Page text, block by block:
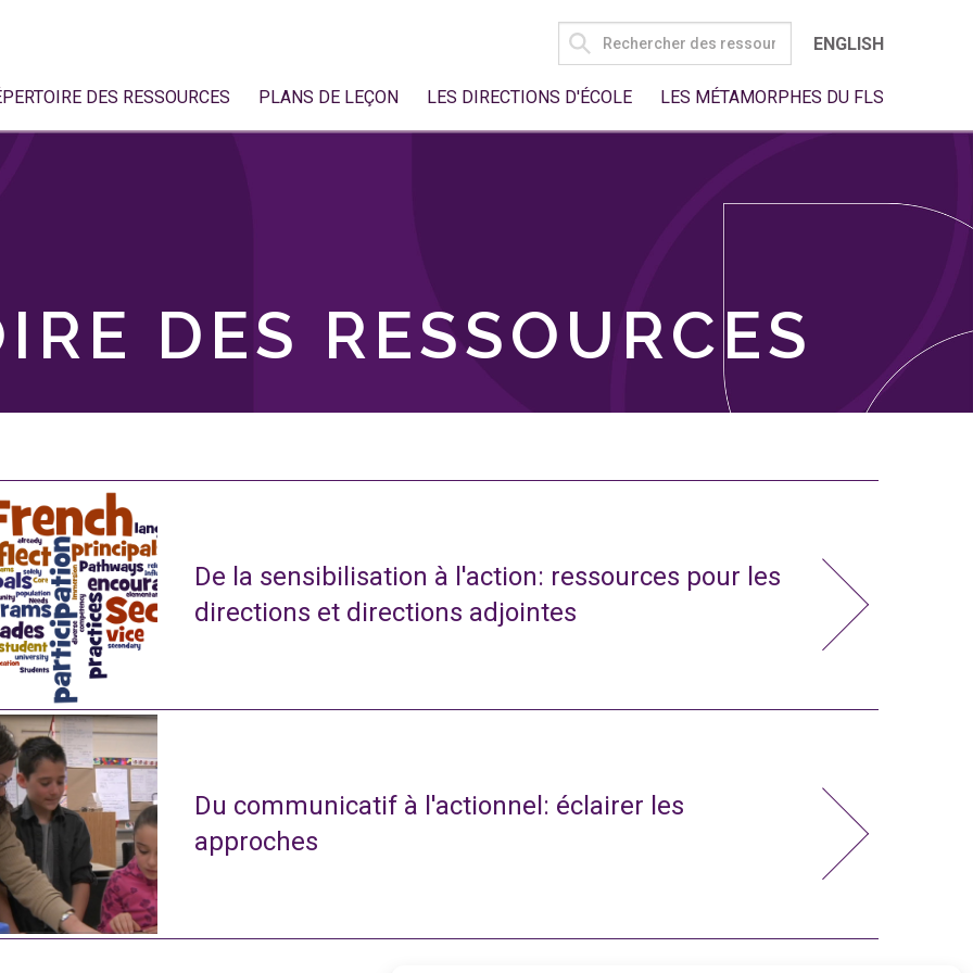
SEARCH
FOR:
ENGLISH
DES RESSOURCES PLANS DE LEÇON LES DIRECTIONS D'ÉCOLE LES MÉTAMORPHES DU FLS
DES RESSOURCES
De la sensibilisation à l'action: ressources pour les
directions et directions adjointes
Du communicatif à l'actionnel: éclairer les
approches